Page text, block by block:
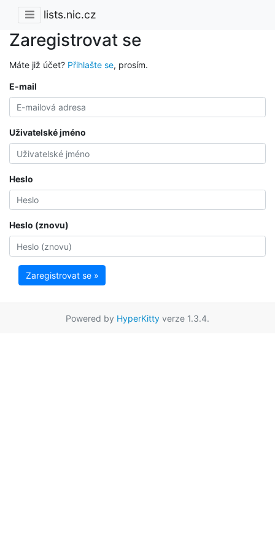
lists.nic.cz
Zaregistrovat se
Máte již účet? Přihlašte se, prosím.
E-mail
Uživatelské jméno
Heslo
Heslo (znovu)
Zaregistrovat se »
Powered by HyperKitty verze 1.3.4.